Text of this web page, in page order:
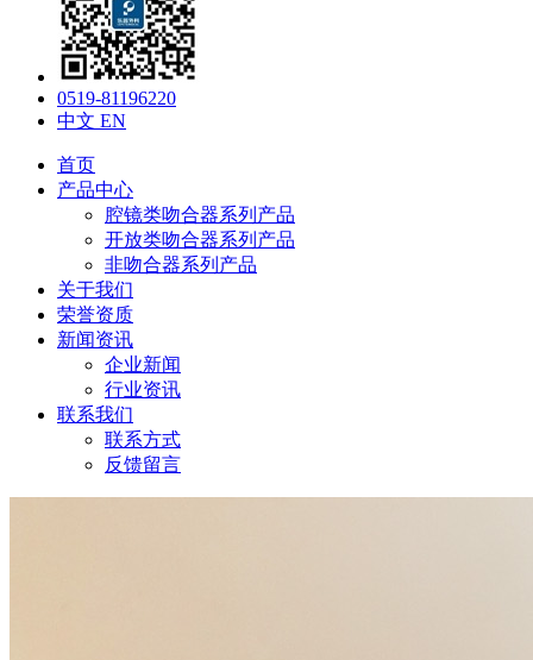
0519-81196220
中文 EN
首页
产品中心
腔镜类吻合器系列产品
开放类吻合器系列产品
非吻合器系列产品
关于我们
荣誉资质
新闻资讯
企业新闻
行业资讯
联系我们
联系方式
反馈留言